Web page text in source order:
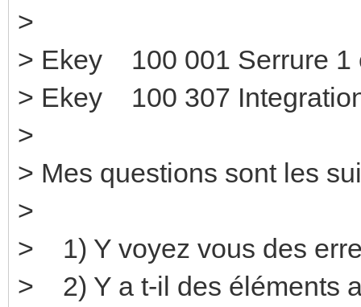
>
> Ekey 100 001
> Ekey 100 307
>
> Mes questions sont les
>
> 1) Y voyez vous des
> 2) Y a t-il des éléments